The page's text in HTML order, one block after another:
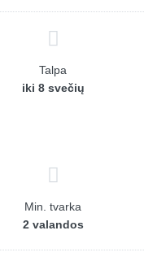
Talpa
iki 8 svečių
Min. tvarka
2 valandos